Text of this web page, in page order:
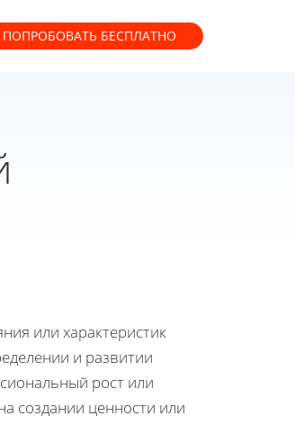
ПОПРОБОВАТЬ БЕСПЛАТНО
или характеристик
и развитии
рост или
создании ценности или